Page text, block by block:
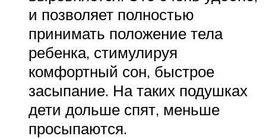
и позволяет полностью
принимать положение тела
ребенка, стимулируя
комфортный сон, быстрое
засыпание. На таких подушках
дети дольше спят, меньше
просыпаются.